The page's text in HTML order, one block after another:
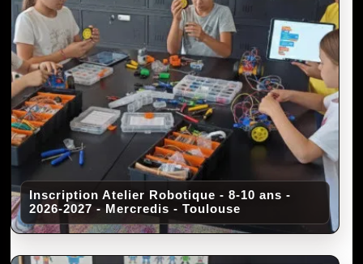
Inscription Atelier Robotique - 8-10 ans -
2026-2027 - Mercredis - Toulouse